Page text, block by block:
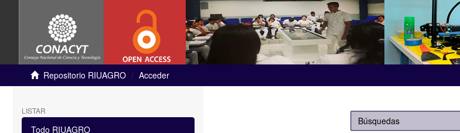
Repositorio RIUAGRO Acceder
LISTAR
Todo RIUAGRO